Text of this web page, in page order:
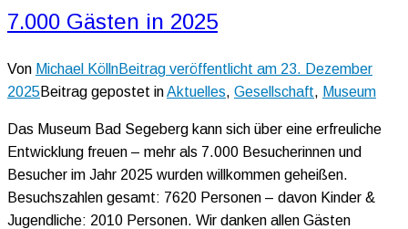
7.000 Gästen in 2025
Von Michael KöllnBeitrag veröffentlicht am 23. Dezember
2025Beitrag gepostet inAktuelles, Gesellschaft, Museum
Das Museum Bad Segeberg kann sich über eine erfreuliche
Entwicklung freuen – mehr als 7.000 Besucherinnen und
Besucher im Jahr 2025 wurden willkommen geheißen.
Besuchszahlen gesamt: 7620 Personen – davon Kinder &
Jugendliche: 2010 Personen. Wir danken allen Gästen